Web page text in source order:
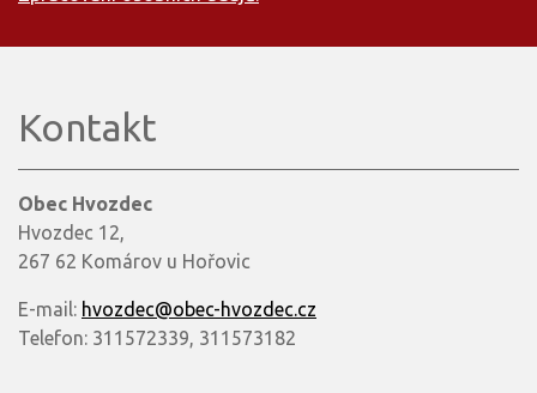
Kontakt
Obec Hvozdec
Hvozdec 12,
267 62 Komárov u Hořovic
E-mail: hvozdec@obec-hvozdec.cz
Telefon: 311572339, 311573182